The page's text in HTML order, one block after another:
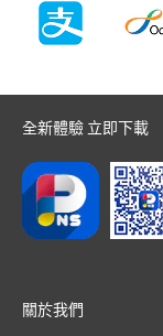
全新體驗 立即下載
關於我們